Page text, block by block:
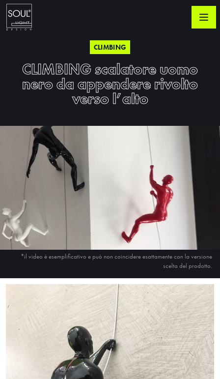
CLIMBING
CLIMBING scalatore uomo
nero da appendere rivolto
verso l’alto
*il video è esemplificativo e può non coincidere esattamente con la versione
scelta del prodotto.